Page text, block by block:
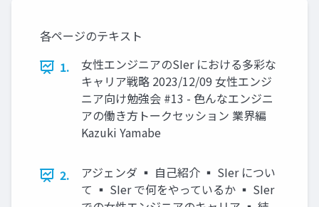
各ページのテキスト
1.
女性エンジニアのSIer における多彩な
キャリア戦略 2023/12/09 女性エンジ
ニア向け勉強会 #13 - 色んなエンジニ
アの働き方トークセッション 業界編
Kazuki Yamabe
2.
アジェンダ ▪ 自己紹介 ▪ SIer につい
て ▪ SIer で何をやっているか ▪ SIer